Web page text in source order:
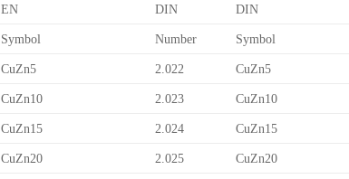
EN DIN DIN
Symbol Number Symbol
CuZn5 2.022 CuZn5
CuZn10 2.023 CuZn10
CuZn15 2.024 CuZn15
CuZn20 2.025 CuZn20